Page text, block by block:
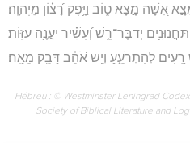
אִ֭שָּׁה מָ֣צָא ט֑וֹב וַיָּ֥פֶק רָ֝צ֗וֹן מֵיְהוָֽה׃
תַּחֲנוּנִ֥ים יְדַבֶּר־רָ֑שׁ וְ֝עָשִׁ֗יר יַעֲנֶ֥ה עַזּֽוֹת׃
רֵ֭עִים לְהִתְרֹעֵ֑עַ וְיֵ֥שׁ אֹ֝הֵ֗ב דָּבֵ֥ק מֵאָֽח׃
Hébreu : © Westminster Leningrad
Society of Biblical Literature and